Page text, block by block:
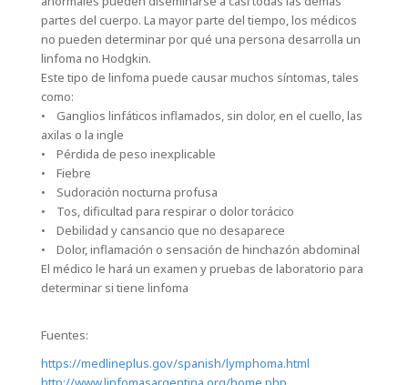
partes del cuerpo. La mayor parte del tiempo, los médicos
no pueden determinar por qué una persona desarrolla un
linfoma no Hodgkin.
Este tipo de linfoma puede causar muchos síntomas, tales
como:
• Ganglios linfáticos inflamados, sin dolor, en el cuello, las
axilas o la ingle
• Pérdida de peso inexplicable
• Fiebre
• Sudoración nocturna profusa
• Tos, dificultad para respirar o dolor torácico
• Debilidad y cansancio que no desaparece
• Dolor, inflamación o sensación de hinchazón abdominal
El médico le hará un examen y pruebas de laboratorio para
determinar si tiene linfoma
Fuentes:
https://medlineplus.gov/spanish/lymphoma.html